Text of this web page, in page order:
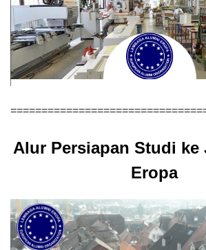
Alur Persiapan Studi ke
Eropa